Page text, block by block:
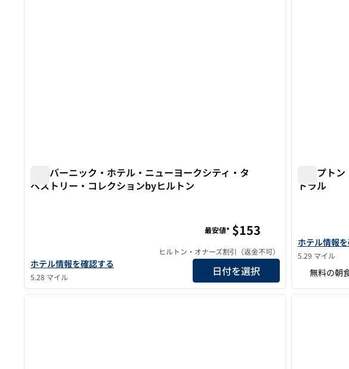
ザ・バーニック・ホテル・ニューヨークシティ・タ
ペストリー・コレクションbyヒルトン
ザ・バーニック・ホテル・ニューヨークシティ・タペストリー・コレクションbyヒル
ホテル情報を確認する
5.28 マイル
最安値* $153
ヒルトン・オナーズ割引（返金不可）
日付を選択
ハンプト
トラル
ハンプトン
ホテル情報
5.29 マイル
無料の朝
1/11
1/11
次の画像1/12